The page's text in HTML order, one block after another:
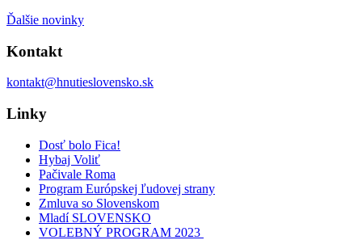
Ďalšie novinky
Kontakt
kontakt@hnutieslovensko.sk
Linky
Dosť bolo Fica!
Hybaj Voliť
Pačivale Roma
Program Európskej ľudovej strany
Zmluva so Slovenskom
Mladí SLOVENSKO
VOLEBNÝ PROGRAM 2023